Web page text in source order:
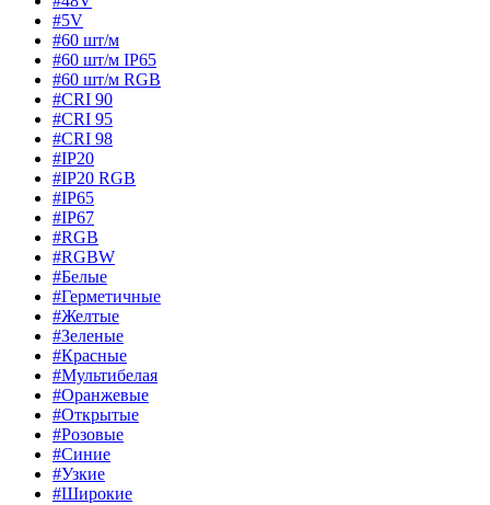
#5V
#60 шт/м
#60 шт/м IP65
#60 шт/м RGB
#CRI 90
#CRI 95
#CRI 98
#IP20
#IP20 RGB
#IP65
#IP67
#RGB
#RGBW
#Белые
#Герметичные
#Желтые
#Зеленые
#Красные
#Мультибелая
#Оранжевые
#Открытые
#Розовые
#Синие
#Узкие
#Широкие